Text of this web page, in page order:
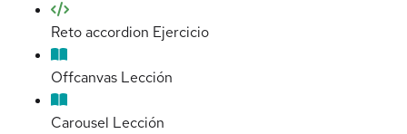
Reto accordion Ejercicio
Offcanvas Lección
Carousel Lección